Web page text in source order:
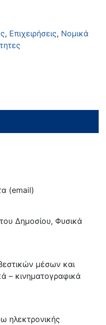
, Επιχειρήσεις, Νομικά
(email)
Δημοσίου, Φυσικά
μέσων και
– κινηματογραφικά
ηλεκτρονικής